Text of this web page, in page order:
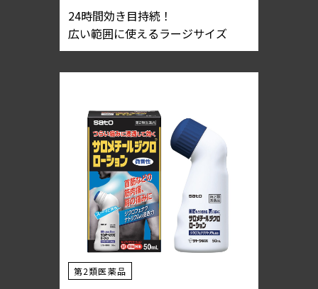
24時間効き目持続！
広い範囲に使えるラージサイズ
第2類医薬品